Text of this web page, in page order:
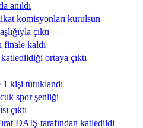
anıldı
komisyonları kurulsun
çıktı
finale kaldı
ortaya çıktı
kişi tutuklandı
spor şenliği
çıktı
DAİŞ tarafından katledildi